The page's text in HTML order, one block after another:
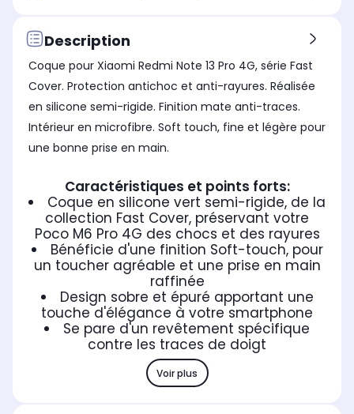
Description
Coque pour Xiaomi Redmi Note 13 Pro 4G, série Fast
Cover. Protection antichoc et anti-rayures. Réalisée
en silicone semi-rigide. Finition mate anti-traces.
Intérieur en microfibre. Soft touch, fine et légère pour
une bonne prise en main.
Caractéristiques et points forts:
Coque en silicone vert semi-rigide, de la
collection Fast Cover, préservant votre
Poco M6 Pro 4G des chocs et des rayures
Bénéficie d'une finition Soft-touch, pour
un toucher agréable et une prise en main
raffinée
Design sobre et épuré apportant une
touche d'élégance à votre smartphone
Se pare d'un revêtement spécifique
contre les traces de doigt
Voir plus